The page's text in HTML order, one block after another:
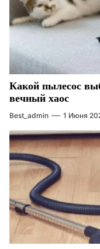
Какой пылесос
вечный хаос
Best_admin 1 Июня